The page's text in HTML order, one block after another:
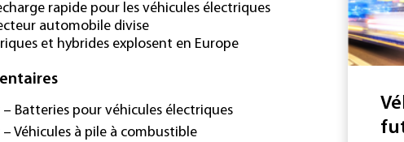
rapide pour les véhicules électriques
automobile divise
et hybrides explosent en Europe
Batteries pour véhicules électriques
Véhicules à pile à combustible